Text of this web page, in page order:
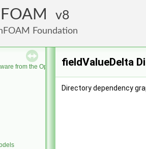
8
Foundation
from the OpenFOAM Foundation
fieldValueDelta
Directory dependency